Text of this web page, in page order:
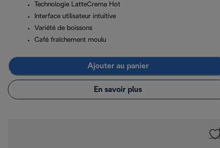
Technologie LatteCrema Hot
Interface utilisateur intuitive
Variété de boissons
Café fraîchement moulu
Ajouter au panier
En savoir plus